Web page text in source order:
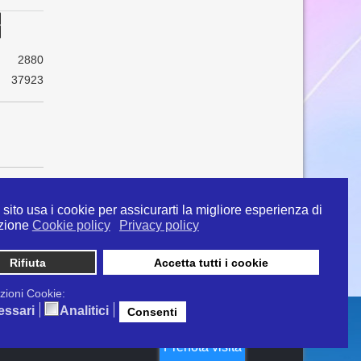
sito usa i cookie per assicurarti la migliore esperienza di
Cookie policy Privacy policy
Rifiuta Accetta tutti i cookie
Cookie:
Analitici Consenti
2880
37923
info@ipertermiaitalia.it tel. 331/9584817 . Il
diramato nel rispetto delle Linee Guida contenute
clinici" - Delibera n. 129/2007
Prenota visita